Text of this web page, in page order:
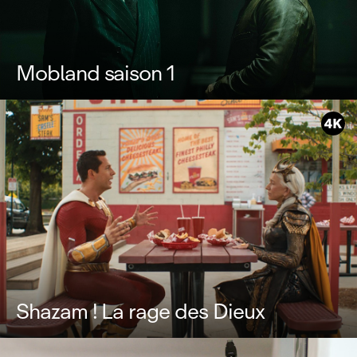
Mobland saison 1
Shazam ! La rage des Dieux